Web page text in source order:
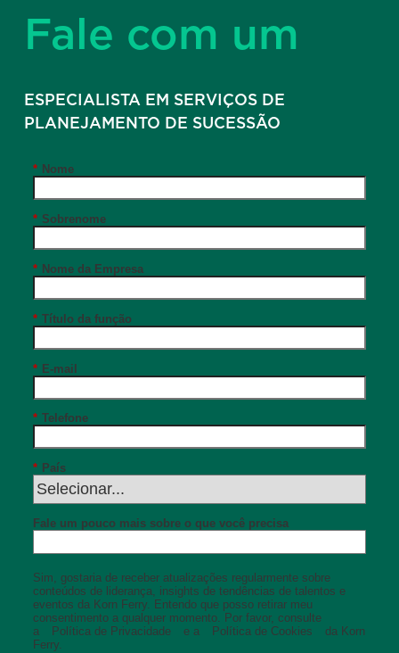
Fale com um
ESPECIALISTA EM SERVIÇOS DE
PLANEJAMENTO DE SUCESSÃO
* Nome
* Sobrenome
* Nome da Empresa
* Título da função
* E-mail
* Telefone
* País
Fale um pouco mais sobre o que você precisa
Sim, gostaria de receber atualizações regularmente sobre
conteúdos de liderança, insights de tendências de talentos e
eventos da Korn Ferry. Entendo que posso retirar meu
consentimento a qualquer momento. Por favor, consulte
a
Política de Privacidade e a Política de Cookies
da Korn
Ferry.